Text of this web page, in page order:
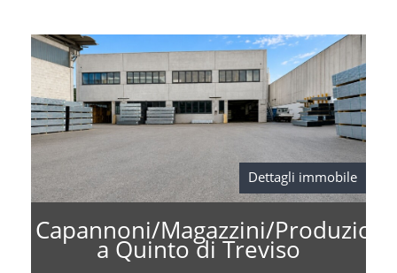
Dettagli immobile
Capannoni/Magazzini/
a Quinto di Treviso